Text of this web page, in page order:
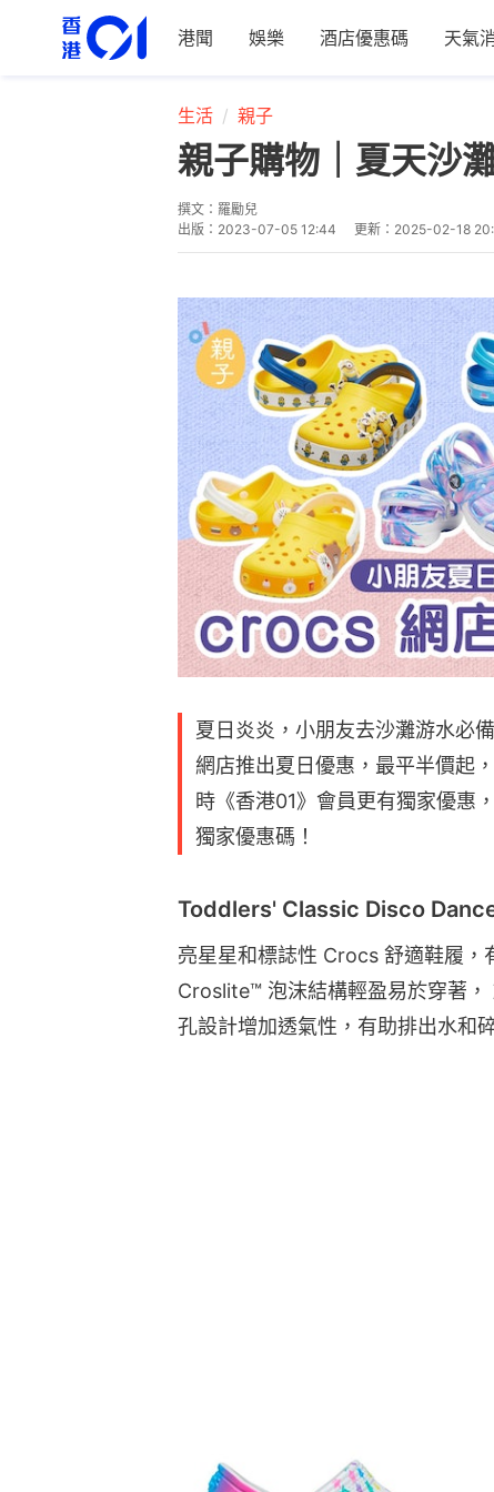
港聞 娛樂 酒店優惠碼 天氣
生活 親子
親子購物｜夏天沙
撰文： 羅勵兒
出版： 2023-07-05 12:44 更新： 2025-02-18
夏日炎炎，小朋友去沙灘游水必
網店推出夏日優惠，最平半價起
時《香港01》會員更有獨家優惠
獨家優惠碼！
Toddlers' Classic Disco
亮星星和標誌性 Crocs 舒適鞋履，
Croslite™ 泡沫結構輕盈易於穿著
孔設計增加透氣性，有助排出水和